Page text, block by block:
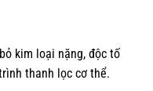
kim loại nặng, độc tố
thanh lọc cơ thể.